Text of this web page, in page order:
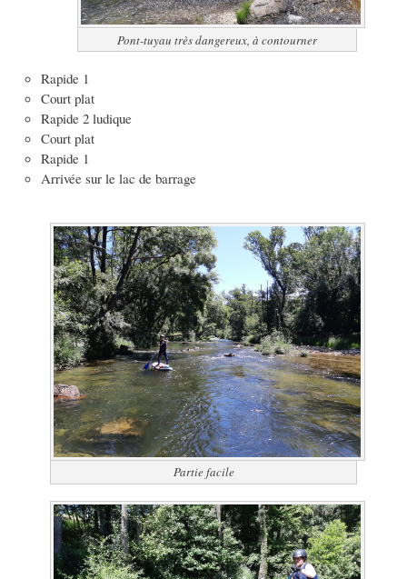
Pont-tuyau très dangereux, à contourner
Rapide 1
Court plat
Rapide 2 ludique
Court plat
Rapide 1
Arrivée sur le lac de barrage
Partie facile